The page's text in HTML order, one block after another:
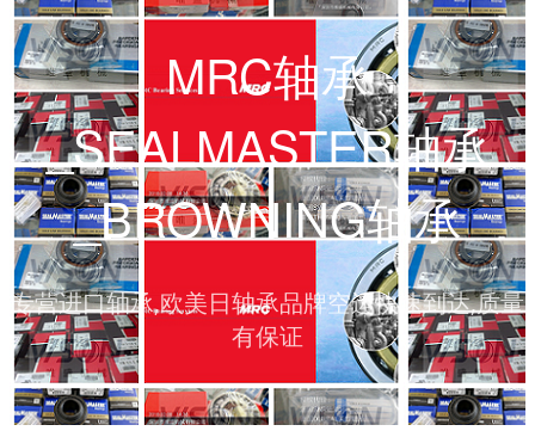
MRC轴承
_SEALMASTER轴承
_BROWNING轴承
专营进口轴承,欧美日轴承品牌空运快速到达,质量
有保证